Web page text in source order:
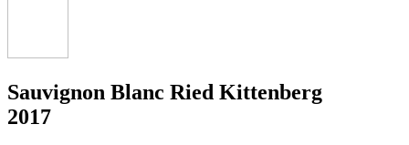
Sauvignon Blanc Ried Kittenberg
2017